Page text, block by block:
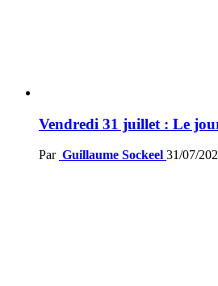
Vendredi 31 juillet : Le
Par Guillaume Sockeel 31/07/